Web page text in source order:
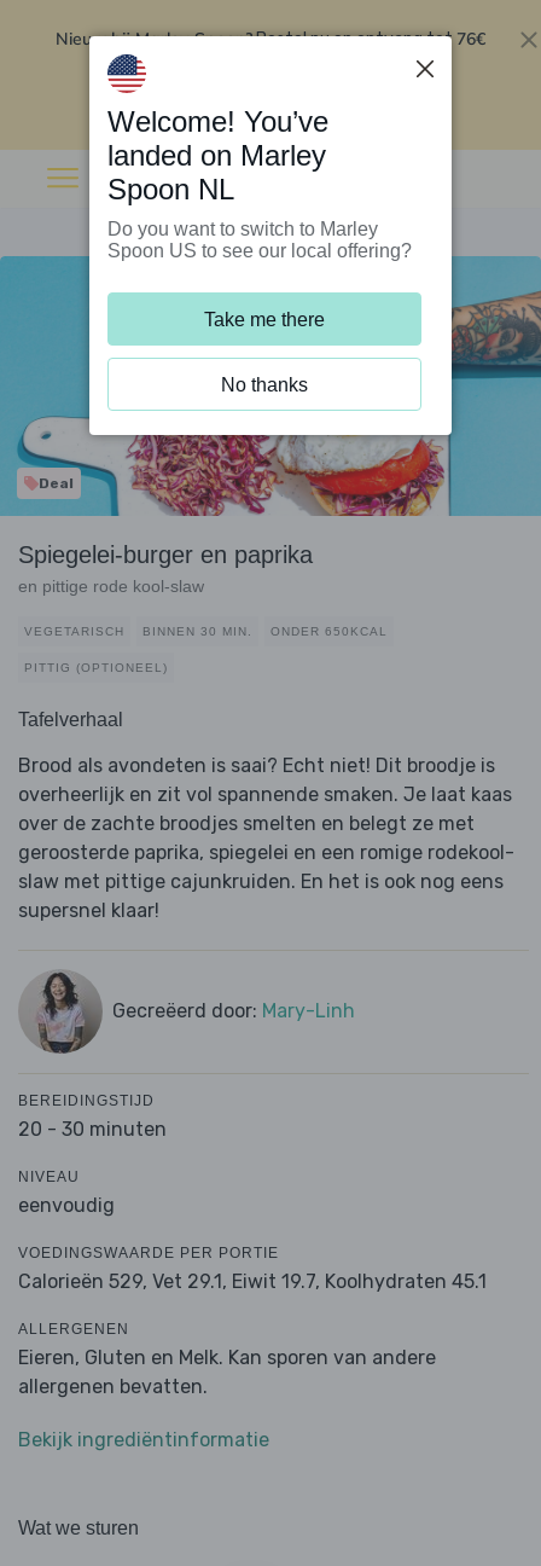
Nieuw bij Marley Spoon?Bestel nu en ontvang tot 76€
Deal
Spiegelei-burger en paprika
en pittige rode kool-slaw
VEGETARISCH BINNEN 30 MIN. ONDER 650KCAL
PITTIG (OPTIONEEL)
Tafelverhaal
Brood als avondeten is saai? Echt niet! Dit broodje is
overheerlijk en zit vol spannende smaken. Je laat kaas
over de zachte broodjes smelten en belegt ze met
geroosterde paprika, spiegelei en een romige rodekool-
slaw met pittige cajunkruiden. En het is ook nog eens
supersnel klaar!
Gecreëerd door: Mary-Linh
BEREIDINGSTIJD
20 - 30 minuten
NIVEAU
eenvoudig
VOEDINGSWAARDE PER PORTIE
Calorieën 529, Vet 29.1, Eiwit 19.7, Koolhydraten 45.1
ALLERGENEN
Eieren, Gluten en Melk. Kan sporen van andere
allergenen bevatten.
Bekijk ingrediëntinformatie
Wat we sturen
Welcome! You’ve
landed on Marley
Spoon NL
Do you want to switch to Marley
Spoon US to see our local offering?
Take me there
No thanks